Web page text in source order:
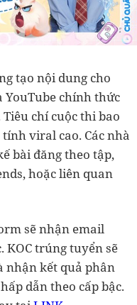
tạo nội dung cho
YouTube chính thức
chí cuộc thi bao
viral cao. Các nhà
bài đăng theo tập,
hoặc liên quan
sẽ nhận email
KOC trúng tuyển sẽ
nhận kết quả phân
dẫn theo cấp bậc.